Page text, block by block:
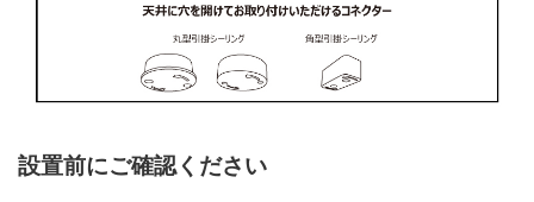
設置前にご確認ください